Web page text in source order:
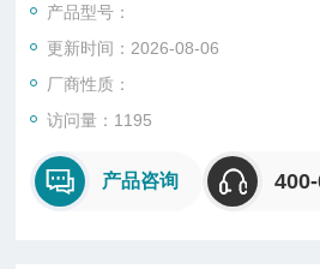
产品型号：
更新时间：2026-08-06
厂商性质：
访问量：1195
产品咨询